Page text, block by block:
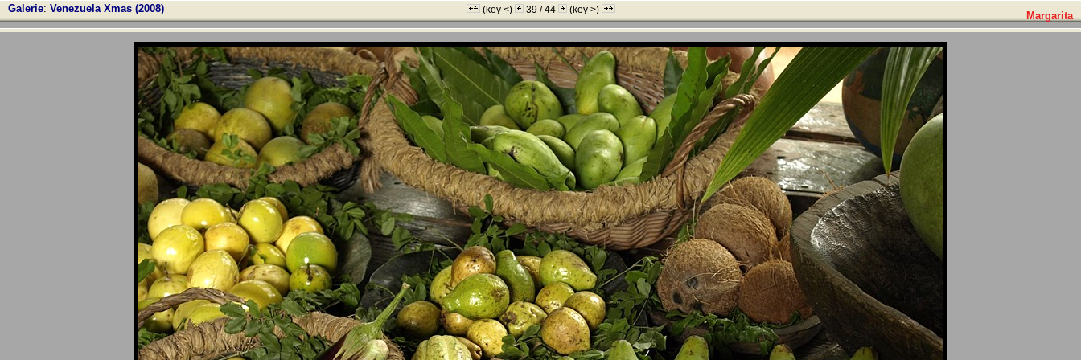
Margarita
Galerie: Venezuela Xmas (2008) (key <) 39 / 44 (key >)